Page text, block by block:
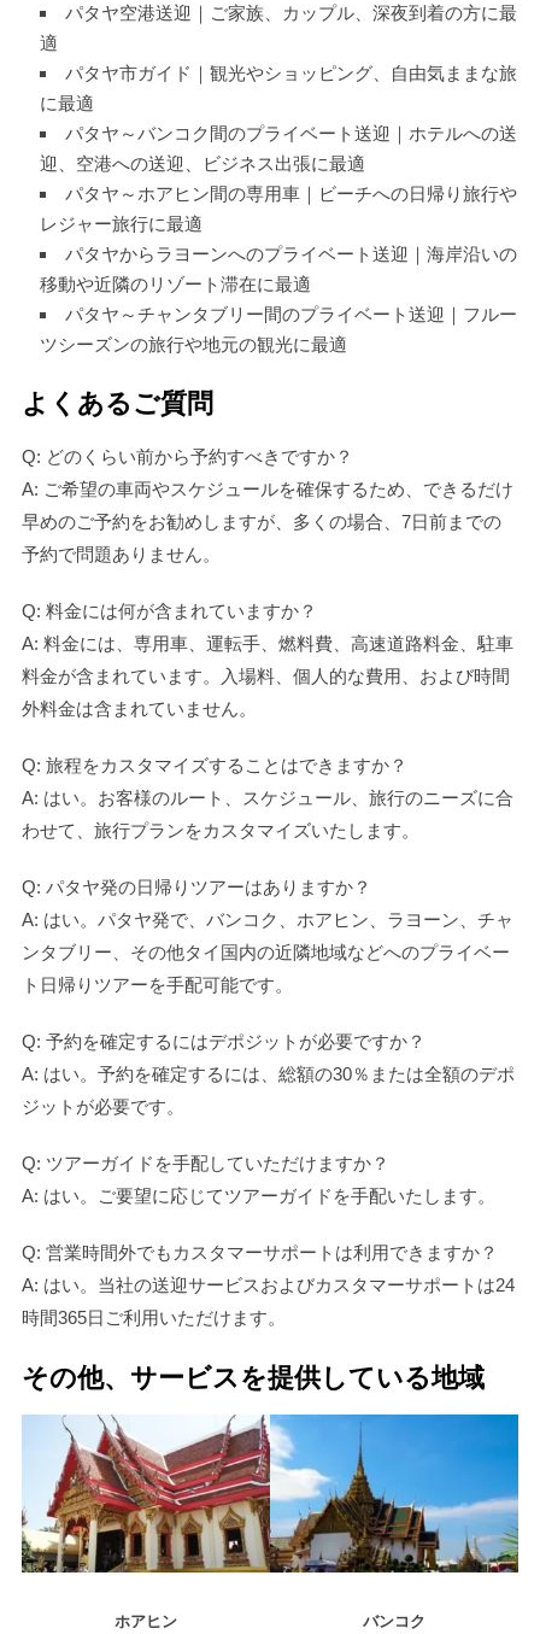
パタヤ空港送迎｜ご家族、カップル、深夜到着の方に最
適
パタヤ市ガイド｜観光やショッピング、自由気ままな旅
に最適
パタヤ～バンコク間のプライベート送迎｜ホテルへの送
迎、空港への送迎、ビジネス出張に最適
パタヤ～ホアヒン間の専用車｜ビーチへの日帰り旅行や
レジャー旅行に最適
パタヤからラヨーンへのプライベート送迎｜海岸沿いの
移動や近隣のリゾート滞在に最適
パタヤ～チャンタブリー間のプライベート送迎｜フルー
ツシーズンの旅行や地元の観光に最適
よくあるご質問
Q: どのくらい前から予約すべきですか？
A: ご希望の車両やスケジュールを確保するため、できるだけ
早めのご予約をお勧めしますが、多くの場合、7日前までの
予約で問題ありません。
Q: 料金には何が含まれていますか？
A: 料金には、専用車、運転手、燃料費、高速道路料金、駐車
料金が含まれています。入場料、個人的な費用、および時間
外料金は含まれていません。
Q: 旅程をカスタマイズすることはできますか？
A: はい。お客様のルート、スケジュール、旅行のニーズに合
わせて、旅行プランをカスタマイズいたします。
Q: パタヤ発の日帰りツアーはありますか？
A: はい。パタヤ発で、バンコク、ホアヒン、ラヨーン、チャ
ンタブリー、その他タイ国内の近隣地域などへのプライベー
ト日帰りツアーを手配可能です。
Q: 予約を確定するにはデポジットが必要ですか？
A: はい。予約を確定するには、総額の30％または全額のデポ
ジットが必要です。
Q: ツアーガイドを手配していただけますか？
A: はい。ご要望に応じてツアーガイドを手配いたします。
Q: 営業時間外でもカスタマーサポートは利用できますか？
A: はい。当社の送迎サービスおよびカスタマーサポートは24
時間365日ご利用いただけます。
その他、サービスを提供している地域
ホアヒン バンコク